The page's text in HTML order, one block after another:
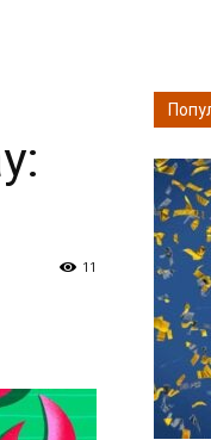
11